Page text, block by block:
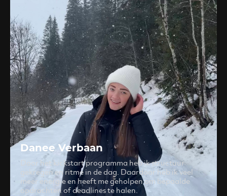
Danee Verbaan
Door het kickstart programma heb ik structuur
gekregen en ritme in de dag. Daardoor heb ik veel
meer energie en heeft me geholpen om bepaalde
opdrachten of deadlines te halen.